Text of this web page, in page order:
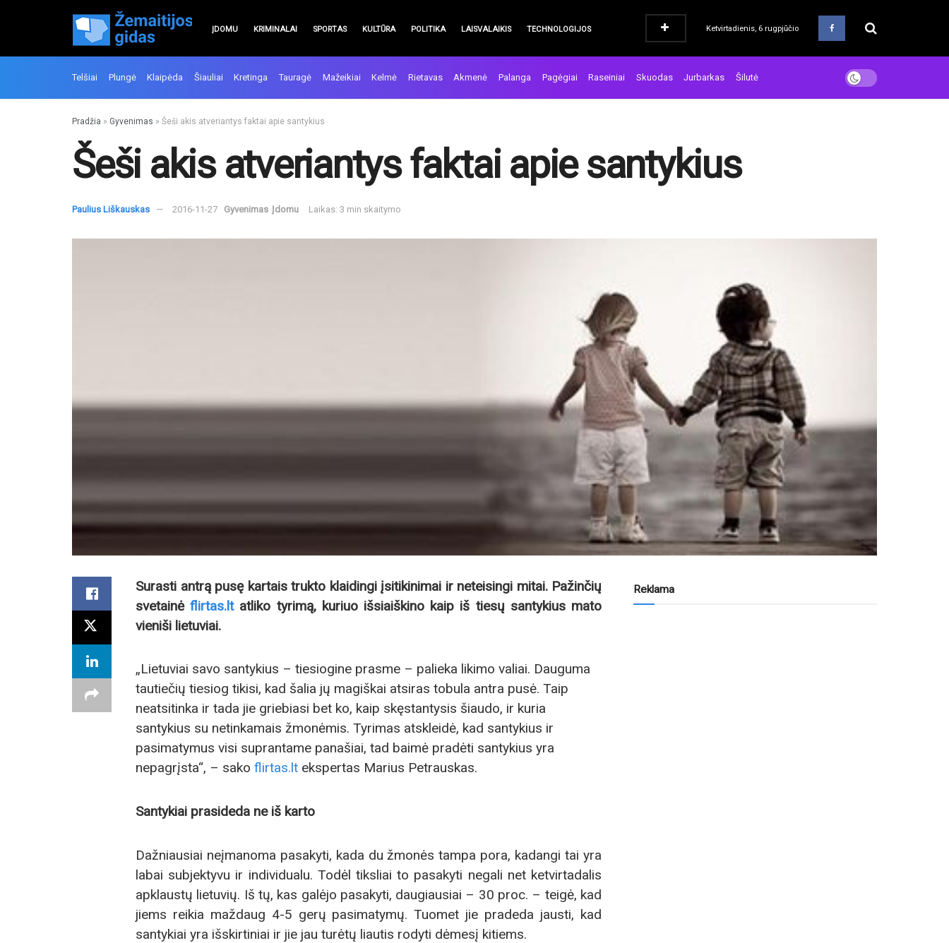
ĮDOMU KRIMINALAI SPORTAS KULTŪRA POLITIKA LAISVALAIKIS TECHNOLOGIJOS Ketvirtadienis, 6 rugpjūčio
Telšiai Plungė Klaipėda Šiauliai Kretinga Tauragė Mažeikiai Kelmė Rietavas Akmenė Palanga Pagėgiai Raseiniai Skuodas Jurbarkas Šilutė
Pradžia » Gyvenimas » Šeši akis atveriantys faktai apie santykius
Šeši akis atveriantys faktai apie santykius
Paulius Liškauskas 2016-11-27 Gyvenimas Įdomu Laikas: 3 min skaitymo
Surasti antrą pusę kartais trukto klaidingi įsitikinimai ir neteisingi mitai. Pažinčių
svetainėflirtas.ltatliko tyrimą, kuriuo išsiaiškino kaip iš tiesų santykius mato
vieniši lietuviai.
„Lietuviai savo santykius – tiesiogine prasme – palieka likimo valiai. Dauguma
tautiečių tiesiog tikisi, kad šalia jų magiškai atsiras tobula antra pusė. Taip
neatsitinka ir tada jie griebiasi bet ko, kaip skęstantysis šiaudo, ir kuria
santykius su netinkamais žmonėmis. Tyrimas atskleidė, kad santykius ir
pasimatymus visi suprantame panašiai, tad baimė pradėti santykius yra
nepagrįsta“, – sako flirtas.lt ekspertas Marius Petrauskas.
Santykiai prasideda ne iš karto
Dažniausiai neįmanoma pasakyti, kada du žmonės tampa pora, kadangi tai yra
labai subjektyvu ir individualu. Todėl tiksliai to pasakyti negali net ketvirtadalis
apklaustų lietuvių. Iš tų, kas galėjo pasakyti, daugiausiai – 30 proc. – teigė, kad
jiems reikia maždaug 4-5 gerų pasimatymų. Tuomet jie pradeda jausti, kad
santykiai yra išskirtiniai ir jie jau turėtų liautis rodyti dėmesį kitiems.
Reklama